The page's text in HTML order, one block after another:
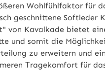
Wohlfühlfaktor für
geschnittene Softleder
von Kavalkade bietet
und somit die
zu erweitern und
Tragekomfort für